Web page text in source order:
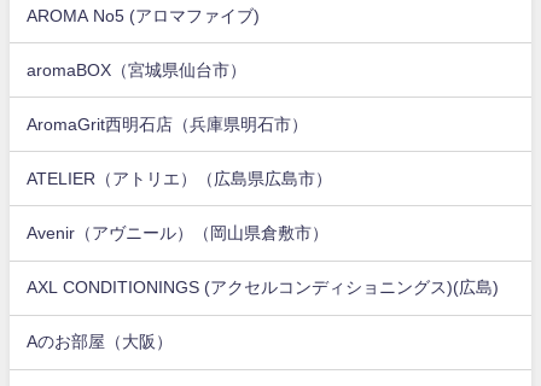
AROMA No5 (アロマファイブ)
aromaBOX（宮城県仙台市）
AromaGrit西明石店（兵庫県明石市）
ATELIER（アトリエ）（広島県広島市）
Avenir（アヴニール）（岡山県倉敷市）
AXL CONDITIONINGS (アクセルコンディショニングス)(広島)
Aのお部屋（大阪）